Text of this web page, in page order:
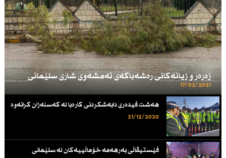
زه‌ره‌ر و زیانه‌كانی ره‌شه‌باكه‌ی ئه‌مشه‌وی شاری سلێمانی
17/02/2021
هەشت فیدەری دابەشکردنی کارەبا لە کەسنەزان کرانەوە
21/12/2020
فێستیڤاڵی به‌رهه‌مه‌ خۆماڵییه‌كان له‌ سلێمانی